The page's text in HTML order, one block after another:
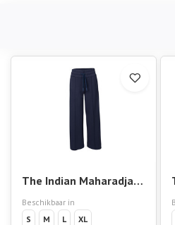
The Indian Maharadja
Women Soft Supreme
Wide Leg Hunter Green
Beschikbaar in
S
M L XL